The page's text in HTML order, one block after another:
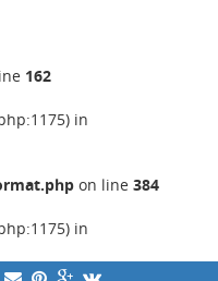
162
in
on line 384
in